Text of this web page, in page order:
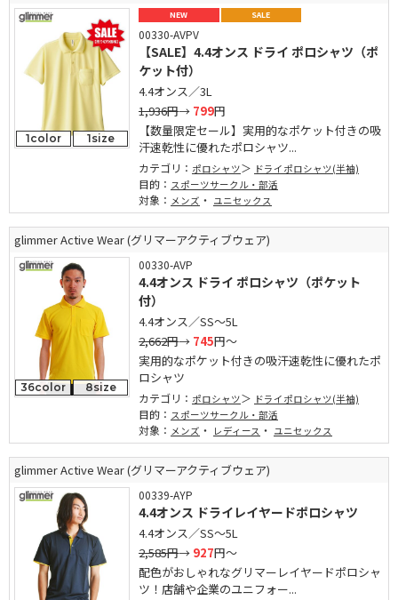
1color 1size
NEW SALE
00330-AVPV
【SALE】4.4オンス ドライ ポロシャツ（ポ
ケット付）
4.4オンス／3L
1,936円→ 799円
【数量限定セール】実用的なポケット付きの吸
汗速乾性に優れたポロシャツ...
カテゴリ： ポロシャツ ドライポロシャツ(半袖)
目的： スポーツサークル・部活
対象： メンズ ・ ユニセックス
glimmer Active Wear (グリマーアクティブウェア)
36color 8size
00330-AVP
4.4オンス ドライ ポロシャツ（ポケット
付）
4.4オンス／SS～5L
2,662円→ 745円～
実用的なポケット付きの吸汗速乾性に優れたポ
ロシャツ
カテゴリ： ポロシャツ ドライポロシャツ(半袖)
目的： スポーツサークル・部活
対象： メンズ ・ レディース ・ ユニセックス
glimmer Active Wear (グリマーアクティブウェア)
00339-AYP
4.4オンス ドライレイヤードポロシャツ
4.4オンス／SS～5L
2,585円→ 927円～
配色がおしゃれなグリマーレイヤードポロシャ
ツ！店舗や企業のユニフォー...